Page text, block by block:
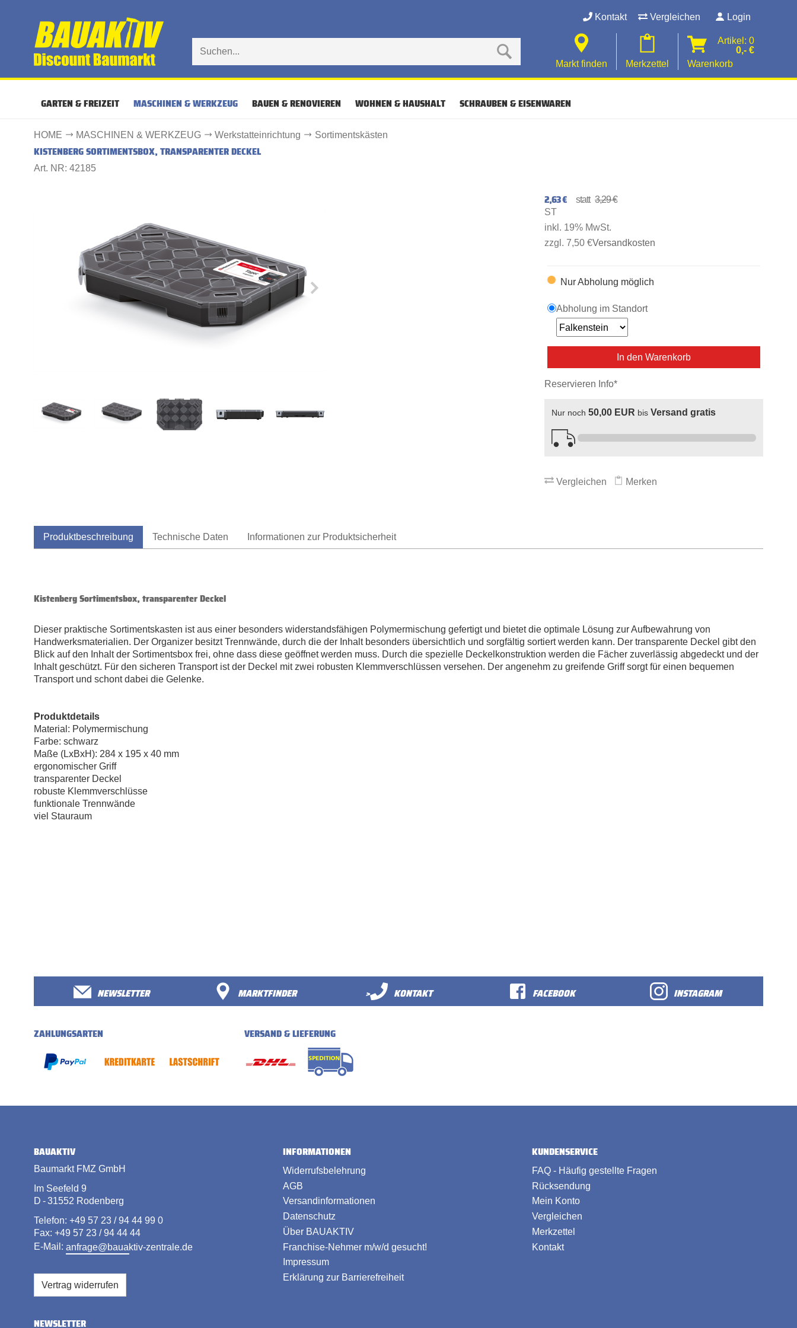
Kontakt Vergleichen Login
Markt finden Merkzettel
Artikel: 0
0,- €
Warenkorb
GARTEN & FREIZEIT MASCHINEN & WERKZEUG BAUEN & RENOVIEREN WOHNEN & HAUSHALT SCHRAUBEN & EISENWAREN
HOME MASCHINEN & WERKZEUG Werkstatteinrichtung Sortimentskästen
KISTENBERG SORTIMENTSBOX, TRANSPARENTER DECKEL
Art. NR: 42185
3,29 €
2,63 €
ST
inkl. 19% MwSt.
zzgl. 7,50 €Versandkosten
Nur Abholung möglich
Abholung im Standort
In den Warenkorb
Reservieren Info*
Nur noch 50,00 EUR bis Versand gratis
Vergleichen Merken
Produktbeschreibung Technische Daten Informationen zur Produktsicherheit
Kistenberg Sortimentsbox, transparenter Deckel
Dieser praktische Sortimentskasten ist aus einer besonders widerstandsfähigen Polymermischung gefertigt und bietet die optimale Lösung zur Aufbewahrung von
Handwerksmaterialien. Der Organizer besitzt Trennwände, durch die der Inhalt besonders übersichtlich und sorgfältig sortiert werden kann. Der transparente Deckel gibt den
Blick auf den Inhalt der Sortimentsbox frei, ohne dass diese geöffnet werden muss. Durch die spezielle Deckelkonstruktion werden die Fächer zuverlässig abgedeckt und der
Inhalt geschützt. Für den sicheren Transport ist der Deckel mit zwei robusten Klemmverschlüssen versehen. Der angenehm zu greifende Griff sorgt für einen bequemen
Transport und schont dabei die Gelenke.
Produktdetails
Material: Polymermischung
Farbe: schwarz
Maße (LxBxH): 284 x 195 x 40 mm
ergonomischer Griff
transparenter Deckel
robuste Klemmverschlüsse
funktionale Trennwände
viel Stauraum
NEWSLETTER MARKTFINDER > KONTAKT FACEBOOK INSTAGRAM
ZAHLUNGSARTEN VERSAND & LIEFERUNG
BAUAKTIV
Baumarkt FMZ GmbH
Im Seefeld 9
D - 31552 Rodenberg
Telefon: +49 57 23 / 94 44 99 0
Fax: +49 57 23 / 94 44 44
E-Mail: anfrage@bauaktiv-zentrale.de
Vertrag widerrufen
INFORMATIONEN
Widerrufsbelehrung
AGB
Versandinformationen
Datenschutz
Über BAUAKTIV
Franchise-Nehmer m/w/d gesucht!
Impressum
Erklärung zur Barrierefreiheit
KUNDENSERVICE
FAQ - Häufig gestellte Fragen
Rücksendung
Mein Konto
Vergleichen
Merkzettel
Kontakt
NEWSLETTER